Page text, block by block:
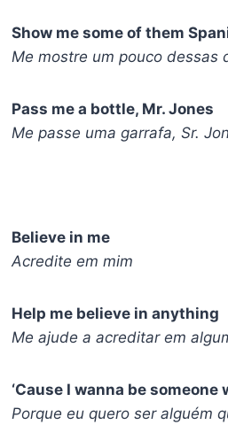
Show me some of them
Me mostre um pouco dessas
Pass me a bottle, Mr. Jones
Me passe uma garrafa, Sr.
Believe in me
Acredite em mim
Help me believe in anything
Me ajude a acreditar em
‘Cause I wanna be someone
Porque eu quero ser alguém